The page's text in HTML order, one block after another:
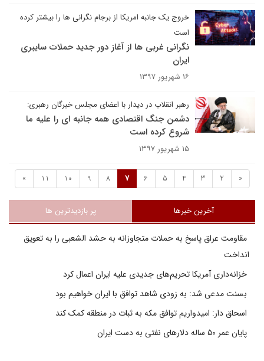
خروج یک جانبه امریکا از برجام نگرانی ها را بیشتر کرده
است
نگرانی غربی ها از آغاز دور جدید حملات سایبری
ایران
۱۶ شهریور ۱۳۹۷
رهبر انقلاب در دیدار با اعضای مجلس خبرگان رهبری:
دشمن جنگ اقتصادی همه جانبه ای را علیه ما
شروع کرده است
۱۵ شهریور ۱۳۹۷
«
2
3
4
5
6
7
8
9
10
11
»
آخرین خبرها پر بازدیدترین ها
مقاومت عراق پاسخ به حملات متجاوزانه به حشد الشعبی را به تعویق
انداخت
خزانه‌داری آمریکا تحریم‌های جدیدی علیه ایران اعمال کرد
بسنت مدعی شد: به زودی شاهد توافق با ایران خواهیم بود
اسحاق دار: امیدواریم توافق مکه به ثبات در منطقه کمک کند
پایان عمر ۵۰ ساله دلارهای نفتی به دست ایران